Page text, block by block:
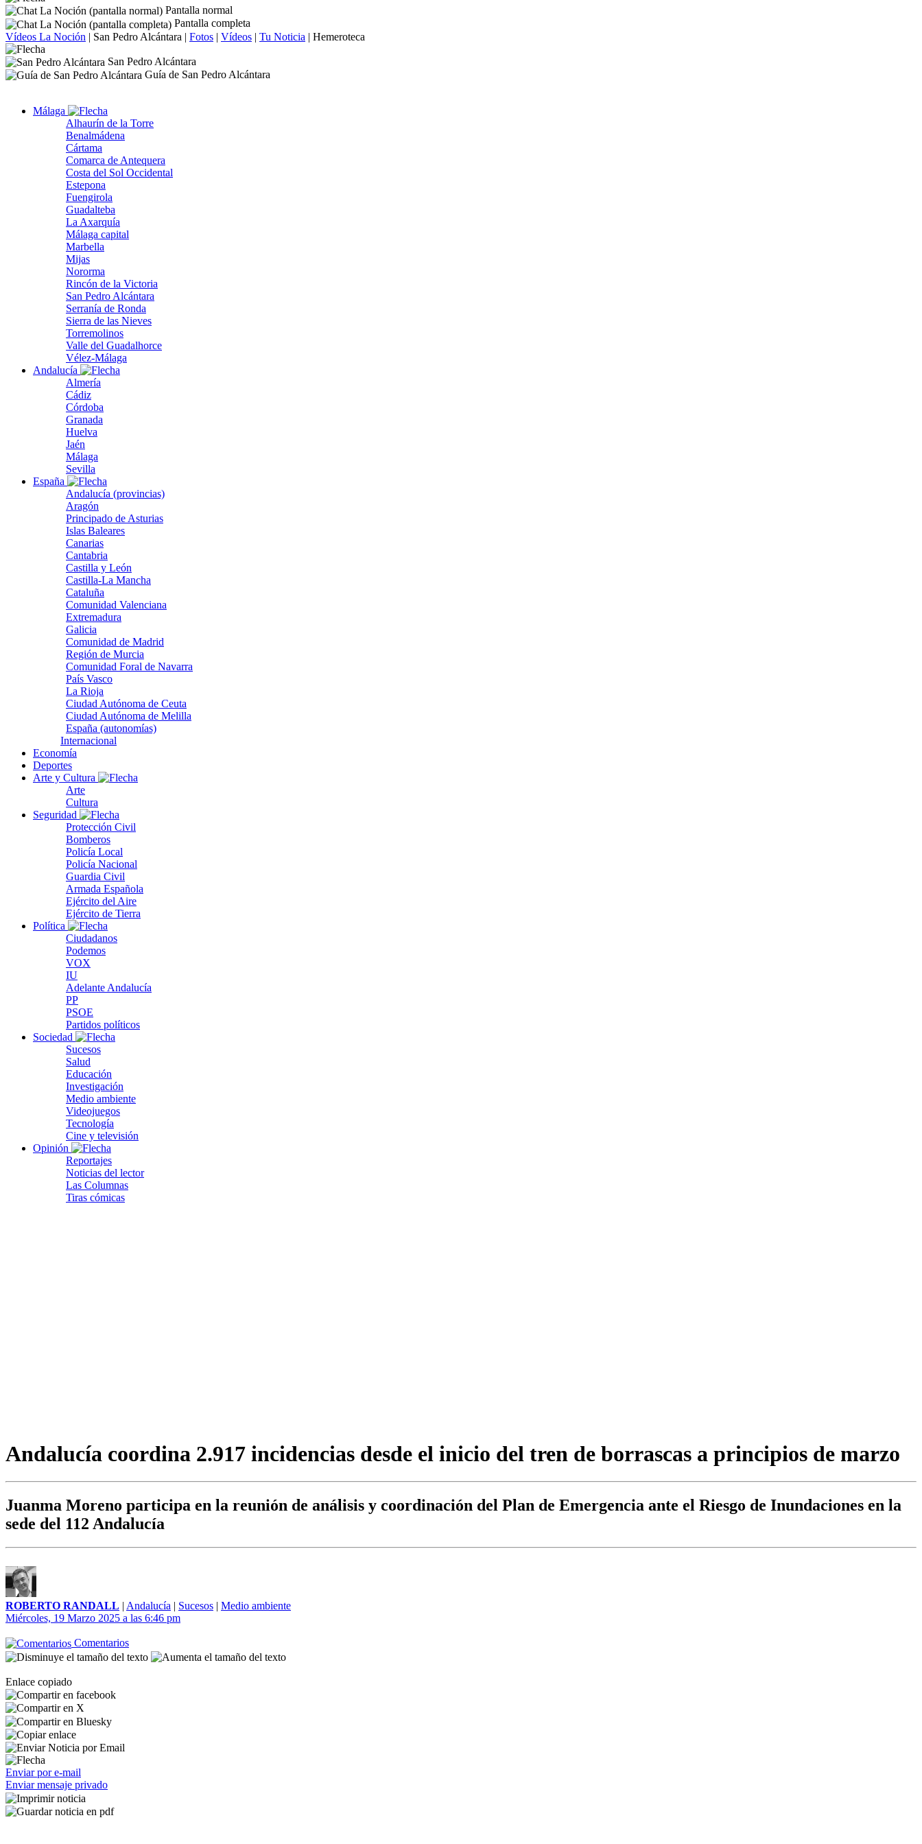
Pantalla normal
Pantalla completa
Vídeos La Noción | San Pedro Alcántara | Fotos | Vídeos | Tu Noticia | Hemeroteca
San Pedro Alcántara
Guía de San Pedro Alcántara
Málaga
Alhaurín de la Torre
Benalmádena
Cártama
Comarca de Antequera
Costa del Sol Occidental
Estepona
Fuengirola
Guadalteba
La Axarquía
Málaga capital
Marbella
Mijas
Nororma
Rincón de la Victoria
San Pedro Alcántara
Serranía de Ronda
Sierra de las Nieves
Torremolinos
Valle del Guadalhorce
Vélez-Málaga
Andalucía
Almería
Cádiz
Córdoba
Granada
Huelva
Jaén
Málaga
Sevilla
España
Andalucía (provincias)
Aragón
Principado de Asturias
Islas Baleares
Canarias
Cantabria
Castilla y León
Castilla-La Mancha
Cataluña
Comunidad Valenciana
Extremadura
Galicia
Comunidad de Madrid
Región de Murcia
Comunidad Foral de Navarra
País Vasco
La Rioja
Ciudad Autónoma de Ceuta
Ciudad Autónoma de Melilla
España (autonomías)
Internacional
Economía
Deportes
Arte y Cultura
Arte
Cultura
Seguridad
Protección Civil
Bomberos
Policía Local
Policía Nacional
Guardia Civil
Armada Española
Ejército del Aire
Ejército de Tierra
Política
Ciudadanos
Podemos
VOX
IU
Adelante Andalucía
PP
PSOE
Partidos políticos
Sociedad
Sucesos
Salud
Educación
Investigación
Medio ambiente
Videojuegos
Tecnología
Cine y televisión
Opinión
Reportajes
Noticias del lector
Las Columnas
Tiras cómicas
Andalucía coordina 2.917 incidencias desde el inicio del tren de borrascas a principios de marzo
Juanma Moreno participa en la reunión de análisis y coordinación del Plan de Emergencia ante el Riesgo de Inundaciones en la
sede del 112 Andalucía
ROBERTO RANDALL | Andalucía | Sucesos | Medio ambiente
Miércoles, 19 Marzo 2025 a las 6:46 pm
Comentarios
Enlace copiado
Enviar por e-mail
Enviar mensaje privado